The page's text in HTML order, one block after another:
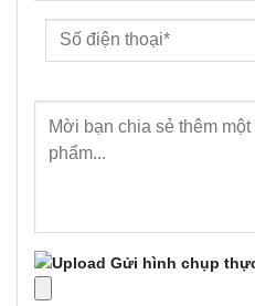
Gửi hình chụp